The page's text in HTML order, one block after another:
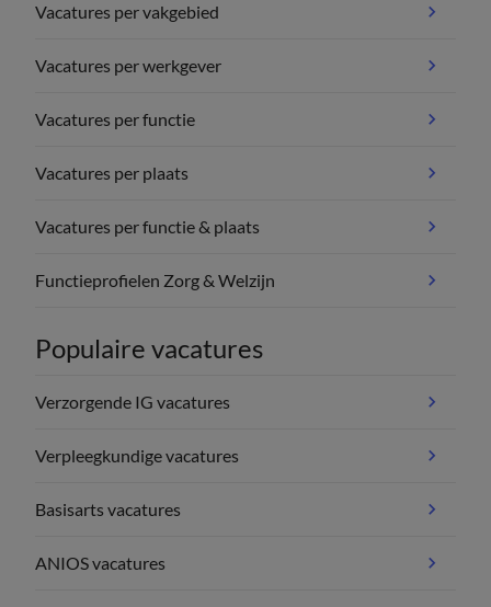
Vacatures per vakgebied
Vacatures per werkgever
Vacatures per functie
Vacatures per plaats
Vacatures per functie & plaats
Functieprofielen Zorg & Welzijn
Populaire vacatures
Verzorgende IG vacatures
Verpleegkundige vacatures
Basisarts vacatures
ANIOS vacatures